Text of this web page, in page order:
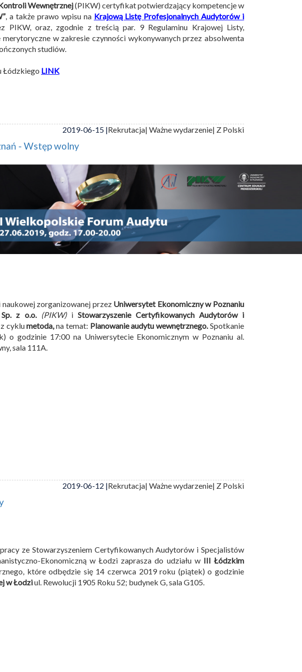
Wewnętrznej(PIKW) certyfikat potwierdzający kompetencje w
, a także prawo wpisu na Krajową Listę Profesjonalnych Audytorów i
PIKW, oraz, zgodnie z treścią par. 9 Regulaminu Krajowej Listy,
w zakresie czynności wykonywanych przez absolwenta
studiów.
Łódzkiego LINK
2019-06-15 |Rekrutacja| Ważne wydarzenie| Z Polski
- Wstęp wolny
zorganizowanej przez Uniwersytet Ekonomiczny w Poznaniu
z o.o. (PIKW)i Stowarzyszenie Certyfikowanych Audytorów i
cyklumetoda,na temat: Planowanie audytu wewnętrznego.Spotkanie
o godzinie 17:00 na Uniwersytecie Ekonomicznym w Poznaniu al.
sala 111A.
2019-06-12 |Rekrutacja| Ważne wydarzenie| Z Polski
ze Stowarzyszeniem Certyfikowanych Audytorów i Specjalistów
Ekonomiczną w Łodzi zaprasza do udziału w III Łódzkim
które odbędzie się 14 czerwca 2019 roku (piątek) o godzinie
w Łodziul. Rewolucji 1905 Roku 52; budynek G, sala G105.